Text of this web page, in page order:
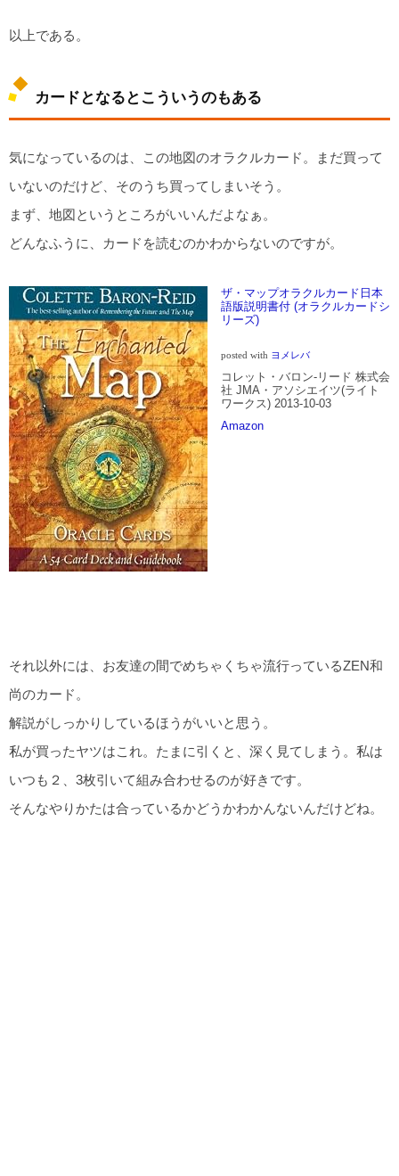
以上である。
カードとなるとこういうのもある
気になっているのは、この地図のオラクルカード。まだ買って
いないのだけど、そのうち買ってしまいそう。
まず、地図というところがいいんだよなぁ。
どんなふうに、カードを読むのかわからないのですが。
ザ・マップオラクルカード日本
語版説明書付 (オラクルカードシ
リーズ)
posted with ヨメレバ
コレット・バロン-リード 株式会
社 JMA・アソシエイツ(ライト
ワークス) 2013-10-03
Amazon
それ以外には、お友達の間でめちゃくちゃ流行っているZEN和
尚のカード。
解説がしっかりしているほうがいいと思う。
私が買ったヤツはこれ。たまに引くと、深く見てしまう。私は
いつも２、3枚引いて組み合わせるのが好きです。
そんなやりかたは合っているかどうかわかんないんだけどね。